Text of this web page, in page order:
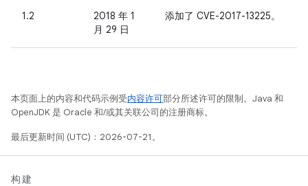
1.2
2018 年 1
月 29 日
添加了 CVE-2017-13225。
本页面上的内容和代码示例受内容许可部分所述许可的限制。Java 和
OpenJDK 是 Oracle 和/或其关联公司的注册商标。
最后更新时间 (UTC)：2026-07-21。
构建